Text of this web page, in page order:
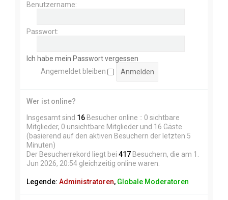
Benutzername:
Passwort:
Ich habe mein Passwort vergessen
Angemeldet bleiben
Wer ist online?
Insgesamt sind 16 Besucher online :: 0 sichtbare
Mitglieder, 0 unsichtbare Mitglieder und 16 Gäste
(basierend auf den aktiven Besuchern der letzten 5
Minuten)
Der Besucherrekord liegt bei 417 Besuchern, die am 1.
Jun 2026, 20:54 gleichzeitig online waren.
Legende: Administratoren, Globale Moderatoren